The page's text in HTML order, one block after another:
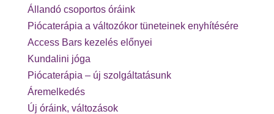
Állandó csoportos óráink
Piócaterápia a változókor tüneteinek enyhítésére
Access Bars kezelés előnyei
Kundalini jóga
Piócaterápia – új szolgáltatásunk
Áremelkedés
Új óráink, változások